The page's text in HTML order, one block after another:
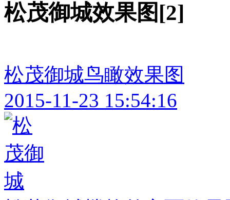
松茂御城效果图[2]
松茂御城鸟瞰效果图
2015-11-23 15:54:16